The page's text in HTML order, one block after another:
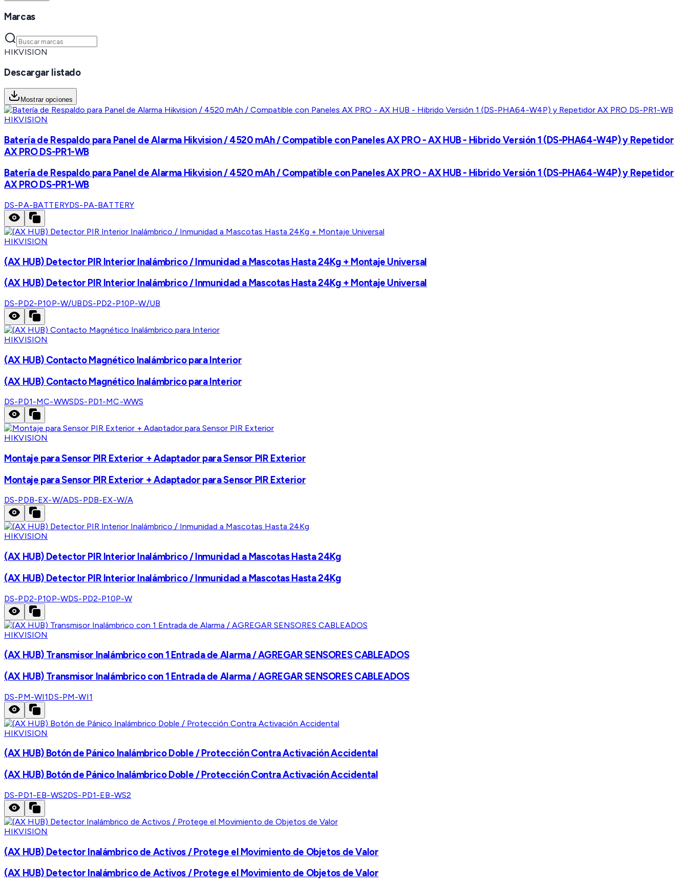
Marcas
HIKVISION
Descargar listado
Mostrar opciones
HIKVISION
Batería de Respaldo para Panel de Alarma Hikvision / 4520 mAh / Compatible con Paneles AX PRO - AX HUB - Hibrido Versión 1 (DS-PHA64-W4P) y Repetidor
AX PRO DS-PR1-WB
Batería de Respaldo para Panel de Alarma Hikvision / 4520 mAh / Compatible con Paneles AX PRO - AX HUB - Hibrido Versión 1 (DS-PHA64-W4P) y Repetidor
AX PRO DS-PR1-WB
DS-PA-BATTERYDS-PA-BATTERY
HIKVISION
(AX HUB) Detector PIR Interior Inalámbrico / Inmunidad a Mascotas Hasta 24Kg + Montaje Universal
(AX HUB) Detector PIR Interior Inalámbrico / Inmunidad a Mascotas Hasta 24Kg + Montaje Universal
DS-PD2-P10P-W/UBDS-PD2-P10P-W/UB
HIKVISION
(AX HUB) Contacto Magnético Inalámbrico para Interior
(AX HUB) Contacto Magnético Inalámbrico para Interior
DS-PD1-MC-WWSDS-PD1-MC-WWS
HIKVISION
Montaje para Sensor PIR Exterior + Adaptador para Sensor PIR Exterior
Montaje para Sensor PIR Exterior + Adaptador para Sensor PIR Exterior
DS-PDB-EX-W/ADS-PDB-EX-W/A
HIKVISION
(AX HUB) Detector PIR Interior Inalámbrico / Inmunidad a Mascotas Hasta 24Kg
(AX HUB) Detector PIR Interior Inalámbrico / Inmunidad a Mascotas Hasta 24Kg
DS-PD2-P10P-WDS-PD2-P10P-W
HIKVISION
(AX HUB) Transmisor Inalámbrico con 1 Entrada de Alarma / AGREGAR SENSORES CABLEADOS
(AX HUB) Transmisor Inalámbrico con 1 Entrada de Alarma / AGREGAR SENSORES CABLEADOS
DS-PM-WI1DS-PM-WI1
HIKVISION
(AX HUB) Botón de Pánico Inalámbrico Doble / Protección Contra Activación Accidental
(AX HUB) Botón de Pánico Inalámbrico Doble / Protección Contra Activación Accidental
DS-PD1-EB-WS2DS-PD1-EB-WS2
HIKVISION
(AX HUB) Detector Inalámbrico de Activos / Protege el Movimiento de Objetos de Valor
(AX HUB) Detector Inalámbrico de Activos / Protege el Movimiento de Objetos de Valor